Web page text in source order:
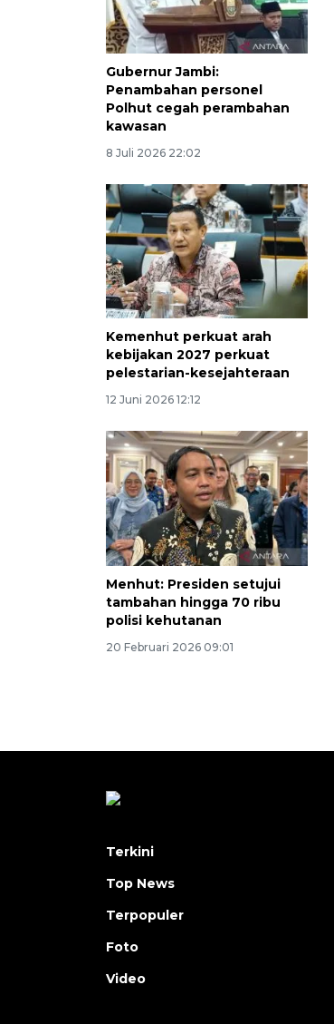
Gubernur Jambi:
Penambahan personel
Polhut cegah perambahan
kawasan
8 Juli 2026 22:02
Kemenhut perkuat arah
kebijakan 2027 perkuat
pelestarian-kesejahteraan
12 Juni 2026 12:12
Menhut: Presiden setujui
tambahan hingga 70 ribu
polisi kehutanan
20 Februari 2026 09:01
Terkini
Top News
Terpopuler
Foto
Video